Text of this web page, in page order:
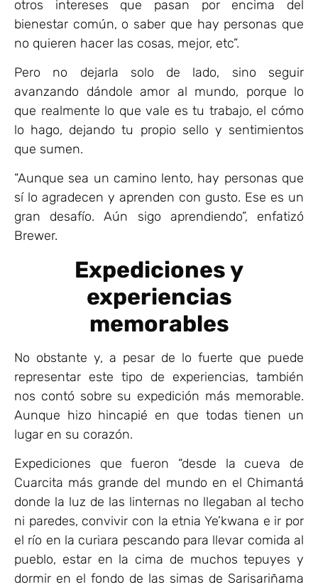
otros intereses que pasan por encima del
bienestar común, o saber que hay personas que
no quieren hacer las cosas, mejor, etc”.
Pero no dejarla solo de lado, sino seguir
avanzando dándole amor al mundo, porque lo
que realmente lo que vale es tu trabajo, el cómo
lo hago, dejando tu propio sello y sentimientos
que sumen.
“Aunque sea un camino lento, hay personas que
sí lo agradecen y aprenden con gusto. Ese es un
gran desafío. Aún sigo aprendiendo”, enfatizó
Brewer.
Expediciones y
experiencias
memorables
No obstante y, a pesar de lo fuerte que puede
representar este tipo de experiencias, también
nos contó sobre su expedición más memorable.
Aunque hizo hincapié en que todas tienen un
lugar en su corazón.
Expediciones que fueron “desde la cueva de
Cuarcita más grande del mundo en el Chimantá
donde la luz de las linternas no llegaban al techo
ni paredes, convivir con la etnia Ye’kwana e ir por
el río en la curiara pescando para llevar comida al
pueblo, estar en la cima de muchos tepuyes y
dormir en el fondo de las simas de Sarisariñama